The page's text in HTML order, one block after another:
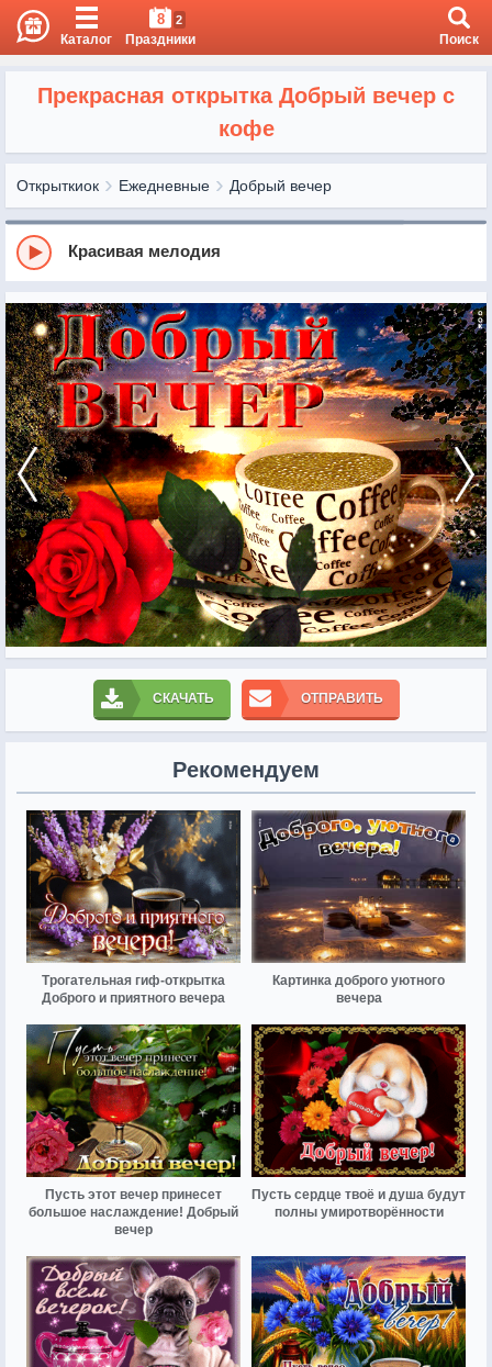
Каталог
8 2
Праздники Поиск
Прекрасная открытка Добрый вечер с
кофе
Открыткиок Ежедневные Добрый вечер
Красивая мелодия
СКАЧАТЬ ОТПРАВИТЬ
Рекомендуем
Трогательная гиф-открытка
Доброго и приятного вечера
Картинка доброго уютного
вечера
Пусть этот вечер принесет
большое наслаждение! Добрый
вечер
Пусть сердце твоё и душа будут
полны умиротворённости